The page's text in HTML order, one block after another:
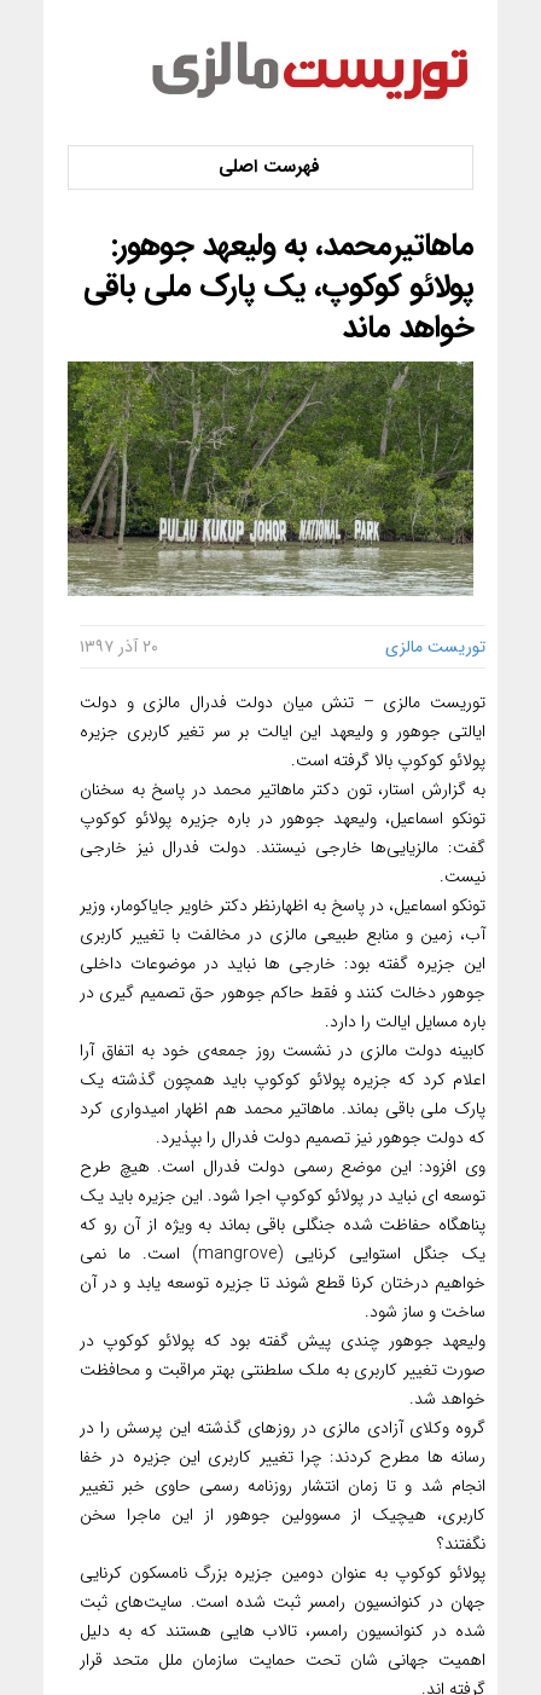
ماهاتیرمحمد، به ولیعهد جوهور:
پولائو کوکوپ، یک پارک ملی باقی
خواهد ماند
توریست مالزی ۲۰ آذر ۱۳۹۷
توریست مالزی – تنش میان دولت فدرال مالزی و دولت
ایالتی جوهور و ولیعهد این ایالت بر سر تغیر کاربری جزیره
پولائو کوکوپ بالا گرفته است.
به گزارش استار، تون دکتر ماهاتیر محمد در پاسخ به سخنان
تونکو اسماعیل، ولیعهد جوهور در باره جزیره پولائو کوکوپ
گفت: مالزیایی‌ها خارجی نیستند. دولت فدرال نیز خارجی
نیست.
تونکو اسماعیل، در پاسخ به اظهارنظر دکتر خاویر جایاکومار، وزیر
آب، زمین و منابع طبیعی مالزی در مخالفت با تغییر کاربری
این جزیره گفته بود: خارجی ها نباید در موضوعات داخلی
جوهور دخالت کنند و فقط حاکم جوهور حق تصمیم گیری در
باره مسایل ایالت را دارد.
کابینه دولت مالزی در نشست روز جمعه‌ی خود به اتفاق آرا
اعلام کرد که جزیره پولائو کوکوپ باید همچون گذشته یک
پارک ملی باقی بماند. ماهاتیر محمد هم اظهار امیدواری کرد
که دولت جوهور نیز تصمیم دولت فدرال را بپذیرد.
وی افزود: این موضع رسمی دولت فدرال است. هیچ طرح
توسعه ای نباید در پولائو کوکوپ اجرا شود. این جزیره باید یک
پناهگاه حفاظت شده جنگلی باقی بماند به ویژه از آن رو که
یک جنگل استوایی کرنایی (mangrove) است. ما نمی
خواهیم درختان کرنا قطع شوند تا جزیره توسعه یابد و در آن
ساخت و ساز شود.
ولیعهد جوهور چندی پیش گفته بود که پولائو کوکوپ در
صورت تغییر کاربری به ملک سلطنتی بهتر مراقبت و محافظت
خواهد شد.
گروه وکلای آزادی مالزی در روزهای گذشته این پرسش را در
رسانه ها مطرح کردند: چرا تغییر کاربری این جزیره در خفا
انجام شد و تا زمان انتشار روزنامه رسمی حاوی خبر تغییر
کاربری، هیچیک از مسوولین جوهور از این ماجرا سخن
نگفتند؟
پولائو کوکوپ به عنوان دومین جزیره بزرگ نامسکون کرنایی
جهان در کنوانسیون رامسر ثبت شده است. سایت‌های ثبت
شده در کنوانسیون رامسر، تالاب هایی هستند که به دلیل
اهمیت جهانی شان تحت حمایت سازمان ملل متحد قرار
گرفته اند.